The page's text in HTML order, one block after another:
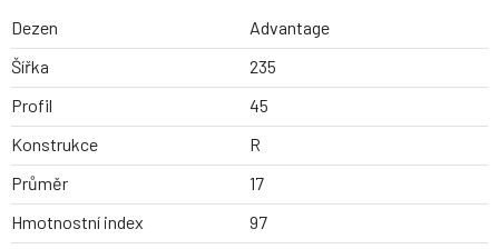
Dezen
Advantage
Šířka
235
Profil
45
Konstrukce
R
Průměr
17
Hmotnostní index
97